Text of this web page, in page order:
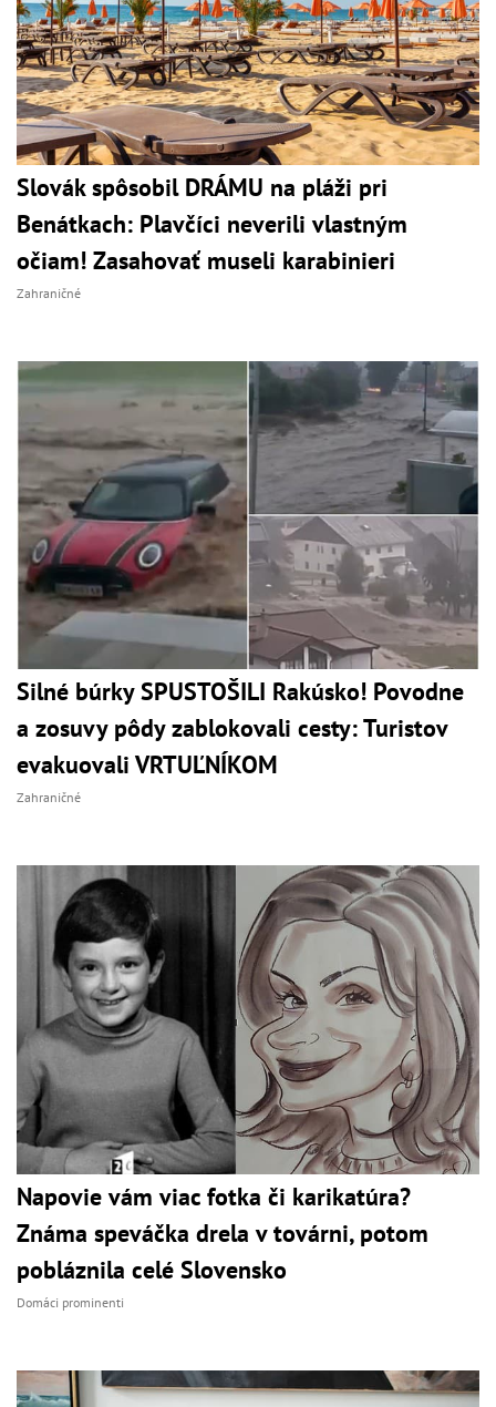
Slovák spôsobil DRÁMU na pláži pri
Benátkach: Plavčíci neverili vlastným
očiam! Zasahovať museli karabinieri
Zahraničné
Silné búrky SPUSTOŠILI Rakúsko! Povodne
a zosuvy pôdy zablokovali cesty: Turistov
evakuovali VRTUĽNÍKOM
Zahraničné
Napovie vám viac fotka či karikatúra?
Známa speváčka drela v továrni, potom
pobláznila celé Slovensko
Domáci prominenti